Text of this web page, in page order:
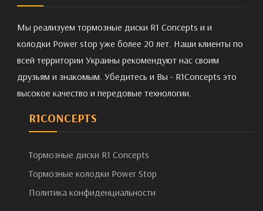
Мы реализуем тормозные диски R1 Concepts и и
колодки Power stop уже более 20 лет. Наши клиенты по
всей территории Украины рекомендуют нас своим
друзьям и знакомым. Убедитесь и Вы - R1Concepts это
высокое качество и передовые технологии.
R1CONCEPTS
Тормозные диски R1 Concepts
Тормозные колодки Power Stop
Политика конфиденциальности